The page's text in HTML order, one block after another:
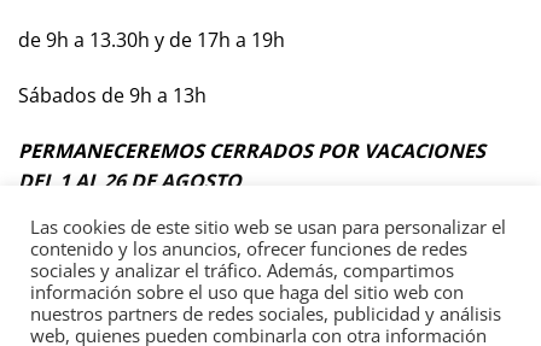
de 9h a 13.30h y de 17h a 19h
Sábados de 9h a 13h
PERMANECEREMOS CERRADOS POR VACACIONES
DEL 1 AL 26 DE AGOSTO
Términos y Condiciones Generales
Las cookies de este sitio web se usan para personalizar el
contenido y los anuncios, ofrecer funciones de redes
sociales y analizar el tráfico. Además, compartimos
información sobre el uso que haga del sitio web con
nuestros partners de redes sociales, publicidad y análisis
web, quienes pueden combinarla con otra información